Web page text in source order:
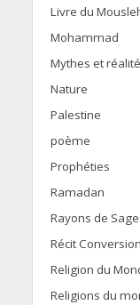
Livre du
Mohammad
Mythes et
Nature
Palestine
poème
Prophéties
Ramadan
Rayons de
Récit
Religion du
Religions du